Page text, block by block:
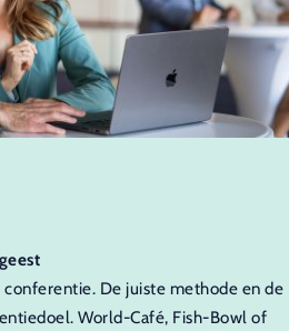
De juiste methode en de
World-Café, Fish-Bowl of